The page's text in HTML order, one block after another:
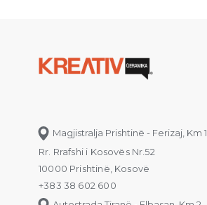
Magjistralja Prishtinë - Ferizaj, Km 1
Rr. Rrafshi i Kosovës Nr.52
10000 Prishtinë, Kosovë
+383 38 602 600